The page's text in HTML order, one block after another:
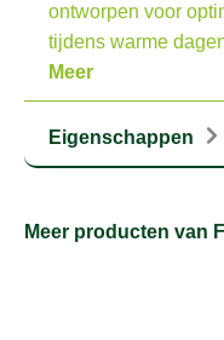
ontworpen voor
tijdens warme
Meer
Eigenschappen
Meer producten van